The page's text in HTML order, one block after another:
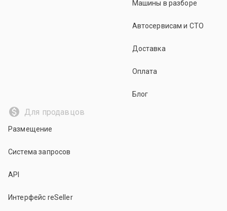
Машины в разборе
Автосервисам и СТО
Доставка
Оплата
Блог
Для продавцов
Размещение
Система запросов
API
Интерфейс reSeller